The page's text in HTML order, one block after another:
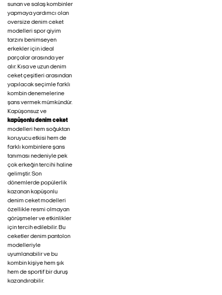
sunan ve salaş kombinler
yapmaya yardımcı olan
oversize denim ceket
modelleri spor giyim
tarzını benimseyen
erkekler için ideal
parçalar arasında yer
alır. Kısa ve uzun denim
ceket çeşitleri arasından
yapılacak seçimle farklı
kombin denemelerine
şans vermek mümkündür.
Kapüşonsuz ve
kapüşonlu denim ceket
modelleri hem soğuktan
koruyucu etkisi hem de
farklı kombinlere şans
tanıması nedeniyle pek
çok erkeğin tercihi haline
gelimştir. Son
dönemlerde popülerlik
kazanan kapüşonlu
denim ceket modelleri
özellikle resmi olmayan
görüşmeler ve etkinlikler
için tercih edilebilir. Bu
ceketler denim pantolon
modelleriyle
uyumlanabilir ve bu
kombin kişiye hem şık
hem de sportif bir duruş
kazandırabilir.